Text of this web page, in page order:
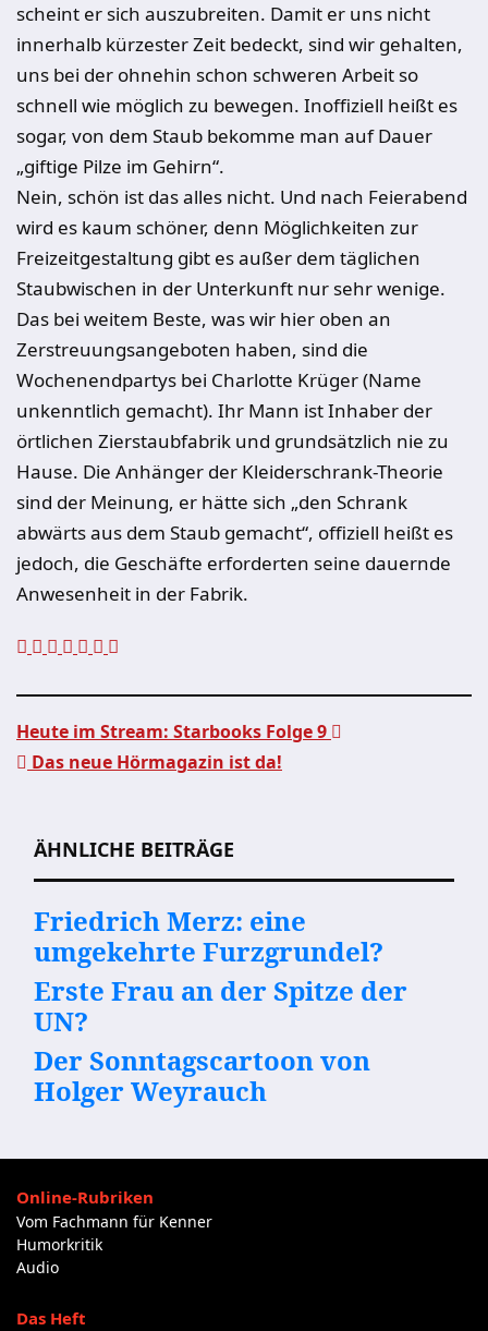
scheint er sich auszubreiten. Damit er uns nicht
innerhalb kürzester Zeit bedeckt, sind wir gehalten,
uns bei der ohnehin schon schweren Arbeit so
schnell wie möglich zu bewegen. Inoffiziell heißt es
sogar, von dem Staub bekomme man auf Dauer
„giftige Pilze im Gehirn“.
Nein, schön ist das alles nicht. Und nach Feierabend
wird es kaum schöner, denn Möglichkeiten zur
Freizeitgestaltung gibt es außer dem täglichen
Staubwischen in der Unterkunft nur sehr wenige.
Das bei weitem Beste, was wir hier oben an
Zerstreuungsangeboten haben, sind die
Wochenendpartys bei Charlotte Krüger (Name
unkenntlich gemacht). Ihr Mann ist Inhaber der
örtlichen Zierstaubfabrik und grundsätzlich nie zu
Hause. Die Anhänger der Kleiderschrank-Theorie
sind der Meinung, er hätte sich „den Schrank
abwärts aus dem Staub gemacht“, offiziell heißt es
jedoch, die Geschäfte erforderten seine dauernde
Anwesenheit in der Fabrik.
Heute im Stream: Starbooks Folge 9
Das neue Hörmagazin ist da!
ÄHNLICHE BEITRÄGE
Friedrich Merz: eine
umgekehrte Furzgrundel?
Erste Frau an der Spitze der
UN?
Der Sonntagscartoon von
Holger Weyrauch
Online-Rubriken
Vom Fachmann für Kenner
Humorkritik
Audio
Das Heft